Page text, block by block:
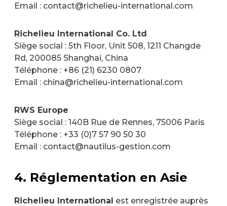
Email : contact@richelieu-international.com
Richelieu International Co. Ltd
Siège social : 5th Floor, Unit 508, 1211 Changde
Rd, 200085 Shanghai, China
Téléphone : +86 (21) 6230 0807
Email : china@richelieu-international.com
RWS Europe
Siège social : 140B Rue de Rennes, 75006 Paris
Téléphone : +33 (0)7 57 90 50 30
Email : contact@nautilus-gestion.com
4. Réglementation en Asie
Richelieu International est enregistrée auprès